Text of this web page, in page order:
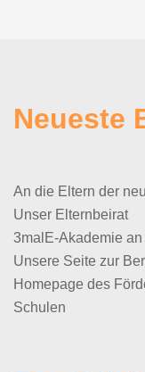
Neueste
An die Eltern der
Unser Elternbeirat
3malE-Akademie an
Unsere Seite zur
Homepage des
Schulen